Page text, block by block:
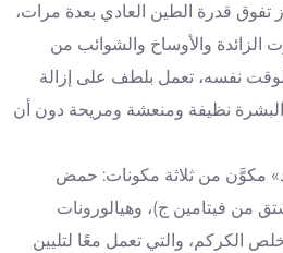
تفوق قدرة الطين العادي بعدة مرات،
والأوساخ والشوائب من
نفسه، تعمل بلطف على إزالة
البشرة نظيفة ومنعشة ومريحة دون أن
مكوَّن من ثلاثة مكونات: حمض
من فيتامين ج)، وهيالورونات
الكركم، والتي تعمل معًا لتليين